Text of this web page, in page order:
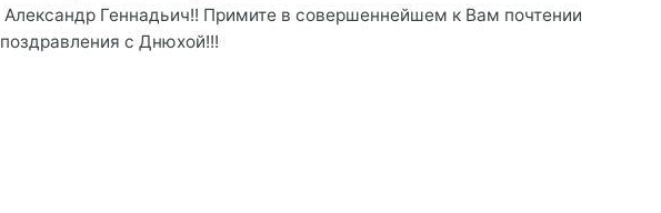
Александр Геннадьич!! Примите в совершеннейшем к Вам почтении
поздравления с Днюхой!!!